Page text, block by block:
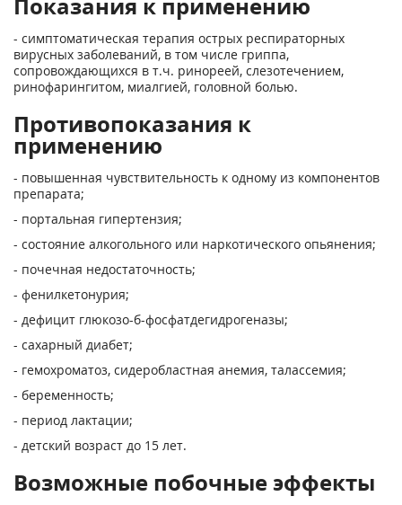
- симптоматическая терапия острых респираторных
вирусных заболеваний, в том числе гриппа,
сопровождающихся в т.ч. ринореей, слезотечением,
ринофарингитом, миалгией, головной болью.
Противопоказания к
применению
- повышенная чувствительность к одному из компонентов
препарата;
- портальная гипертензия;
- состояние алкогольного или наркотического опьянения;
- почечная недостаточность;
- фенилкетонурия;
- дефицит глюкозо-б-фосфатдегидрогеназы;
- сахарный диабет;
- гемохроматоз, сидеробластная анемия, талассемия;
- беременность;
- период лактации;
- детский возраст до 15 лет.
Возможные побочные эффекты